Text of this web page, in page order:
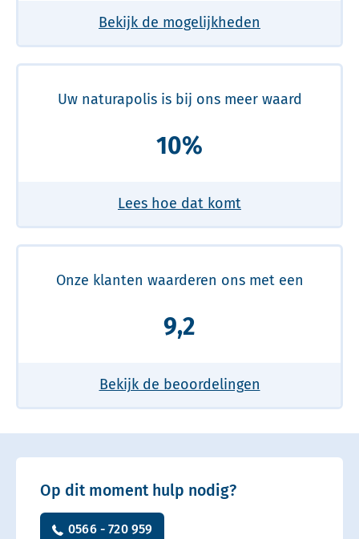
Bekijk de mogelijkheden
Uw naturapolis is bij ons meer waard
10%
Lees hoe dat komt
Onze klanten waarderen ons met een
9,2
Bekijk de beoordelingen
Op dit moment hulp nodig?
0566 - 720 959